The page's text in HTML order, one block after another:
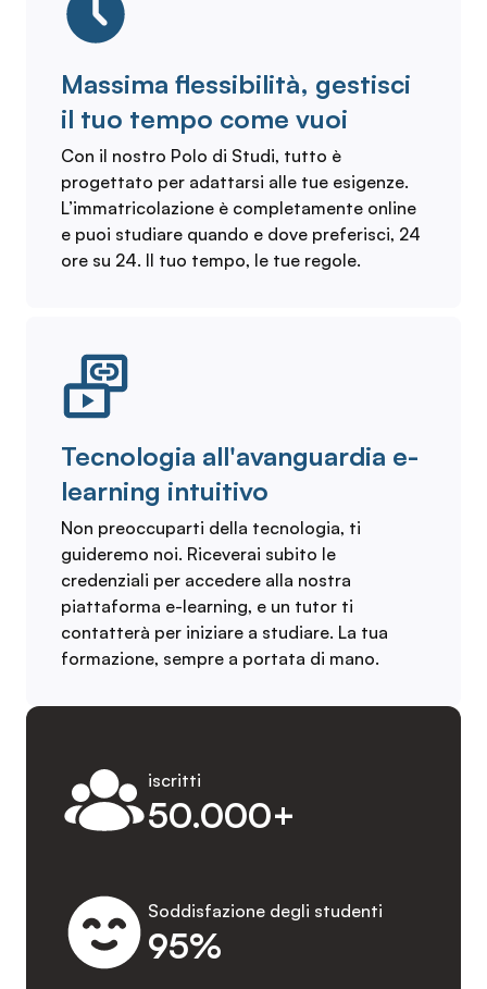
Massima flessibilità, gestisci
il tuo tempo come vuoi
Con il nostro Polo di Studi, tutto è
progettato per adattarsi alle tue esigenze.
L’immatricolazione è completamente online
e puoi studiare quando e dove preferisci, 24
ore su 24. Il tuo tempo, le tue regole.
Tecnologia all'avanguardia e-
learning intuitivo
Non preoccuparti della tecnologia, ti
guideremo noi. Riceverai subito le
credenziali per accedere alla nostra
piattaforma e-learning, e un tutor ti
contatterà per iniziare a studiare. La tua
formazione, sempre a portata di mano.
50.000+
iscritti
95%
Soddisfazione degli studenti